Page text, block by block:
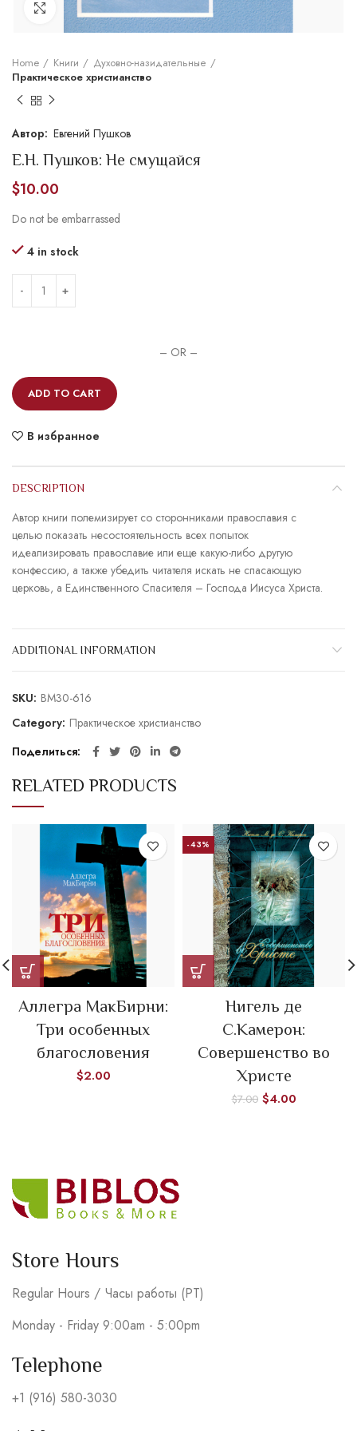
Увеличить
Home Книги
Духовно-назидательные
Практическое христианство
Евгений Пушков
Е.Н. Пушков: Не смущайся
$10.00
Do not be embarrassed
4 in stock
– OR –
ADD TO CART
В избранное
DESCRIPTION
Автор книги полемизирует со сторонниками православия с
целью показать несостоятельность всех попыток
идеализировать православие или еще какую-либо другую
конфессию, а также убедить читателя искать не спасающую
церковь, а Единственного Спасителя – Господа Иисуса Христа.
ADDITIONAL INFORMATION
SKU: BM30-616
Category: Практическое христианство
Поделиться
RELATED PRODUCTS
Аллегра МакБирни:
Три особенных
благословения
$2.00
-43%
Нигель де
С.Камерон:
Совершенство во
Христе
$7.00 $4.00
Store Hours
Regular Hours / Часы работы (PT)
Monday - Friday 9:00am - 5:00pm
Telephone
+1 (916) 580-3030